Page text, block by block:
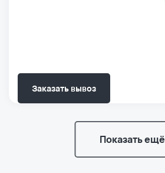
Заказать вывоз
Показать ещё